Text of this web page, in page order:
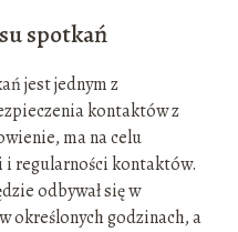
spotkań
jest jednym z
kontaktów z
ma na celu
regularności kontaktów.
odbywał się w
określonych godzinach, a